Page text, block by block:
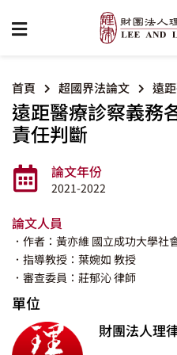
首頁 超國界法論文 遠
遠距醫療診察義務
責任判斷
論文年份
2021-2022
論文人員
．作者：黃亦維 國立成功大學社
．指導教授：葉婉如 教授
．審查委員：莊郁沁 律師
單位
財團法人理